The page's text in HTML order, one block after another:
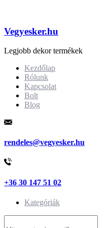
Vegyesker.hu
Legjobb dekor termékek
Kezdőlap
Rólunk
Kapcsolat
Bolt
Blog
rendeles@vegyesker.hu
+36 30 147 51 02
Kategóriák